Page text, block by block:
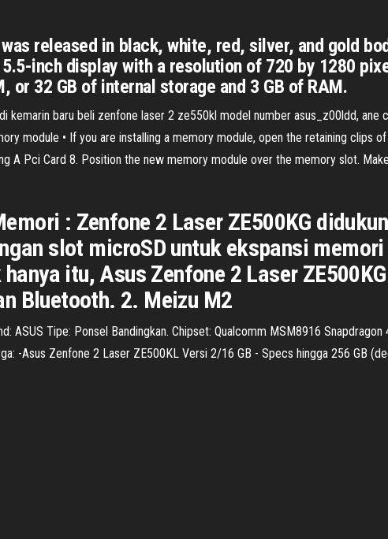
released in black, white, red, silver, and gold
inch display with a resolution of 720 by 1280
or 32 GB of internal storage and 3 GB of RAM.
kemarin baru beli zenfone laser 2 ze550kl model number asus_z00ldd,
module • If you are installing a memory module, open the retaining clips
A Pci Card 8. Position the new memory module over the memory slot.
: Zenfone 2 Laser ZE500KG
slot microSD untuk ekspansi
itu, Asus Zenfone 2 Laser
Bluetooth. 2. Meizu M2
ASUS Tipe: Ponsel Bandingkan. Chipset: Qualcomm MSM8916
-Asus Zenfone 2 Laser ZE500KL Versi 2/16 GB - Specs hingga 256 GB